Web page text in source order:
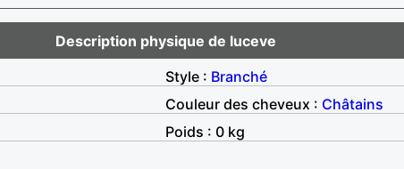
Description physique de luceve
Style : Branché
Couleur des cheveux : Châtains
Poids : 0 kg